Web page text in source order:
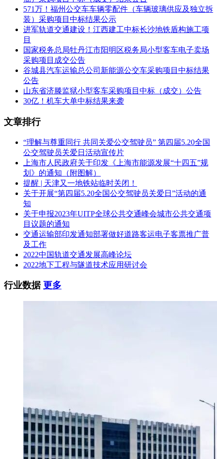
接下来，江西建工轨道将积极践行“建品质世界，筑长青基
业”的使命，在高标准、高质量、零事故完成施工任务的同
时，努力将江西建工轨道打造成江西建工旗下的轨道交通建设
专业公司，培养轨道交通专业人才，为今后进军城市轨道交通
总承包业务奠定坚实的基础。
571万！福州公交车车辆零配件（车辆玻璃供应及独立拆
装）采购项目中标结果公示
进军轨道交通建设！江西建工中标长沙地铁盾构施工项
目
国家税务总局牡丹江市阳明区税务局小型客车电子卖场
采购项目成交公告
谷城县汽车运输总公司新能源公交车采购项目中标结果
公告
山东省济滕监狱小型客车采购项目中标（成交）公告
30亿！机车大单中标结果来袭
文章排行
“理解与尊重同行 共同关爱公交驾驶员” 第四届5.20全国
公交驾驶员关爱日活动宣传片
上海市人民政府关于印发《上海市能源发展“十四五”规
划》的通知（附图解）
提醒 | 天津又一地铁站临时关闭！
关于开展“第四届5.20全国公交驾驶员关爱日”活动的通
知
关于申报2023年UITP全球公共交通峰会城市公共交通项
目议题的通知
交通运输部印发通知部署做好道路客运电子客票推广普
及工作
2022中国轨道交通发展高峰论坛
2022地下工程与隧道技术应用研讨会
行业数据更多